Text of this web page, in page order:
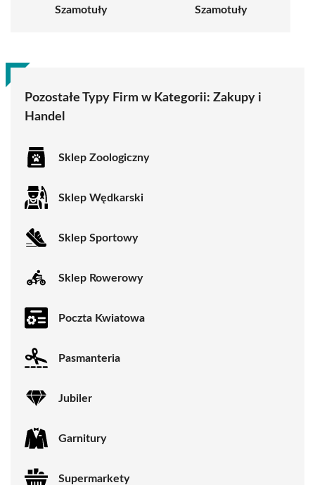
Szamotuły
Szamotuły
Pozostałe Typy Firm w Kategorii: Zakupy i
Handel
Sklep Zoologiczny
Sklep Wędkarski
Sklep Sportowy
Sklep Rowerowy
Poczta Kwiatowa
Pasmanteria
Jubiler
Garnitury
Supermarkety